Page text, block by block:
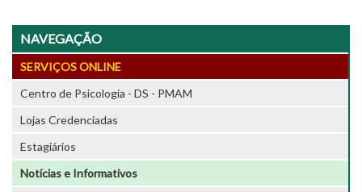
NAVEGAÇÃO
SERVIÇOS ONLINE
Centro de Psicologia - DS - PMAM
Lojas Credenciadas
Estagiários
Notícias e Informativos